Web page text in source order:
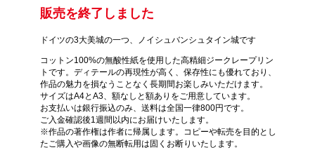
販売を終了しました
ドイツの3大美城の一つ、ノイシュバンシュタイン城です
コットン100%の無酸性紙を使用した高精細ジークレープリン
トです。ディテールの再現性が高く、保存性にも優れており、
作品の魅力を損なうことなく長期間お楽しみいただけます。
サイズはA4とA3、額なしと額ありをご用意しています。
お支払いは銀行振込のみ、送料は全国一律800円です。
ご入金確認後1週間以内にお届けいたします。
※作品の著作権は作者に帰属します。コピーや転売を目的とし
たご購入や画像の無断転用は固くお断りいたします。